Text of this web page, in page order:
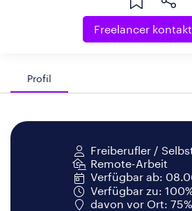
Freelancer
Profil
Freiberufler /
Remote-Arbeit
Verfügbar ab:
Verfügbar zu:
davon vor Ort: 75%